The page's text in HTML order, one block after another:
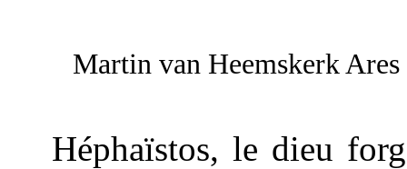
Martin van Heemskerk
Héphaïstos, le dieu